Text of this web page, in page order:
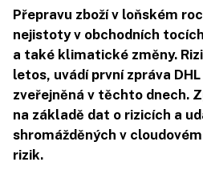
Přepravu zboží v loňském
nejistoty v obchodních
a také klimatické změny.
letos, uvádí první zpráva
zveřejněná v těchto dnech.
na základě dat o rizicích a
shromážděných v
rizik.